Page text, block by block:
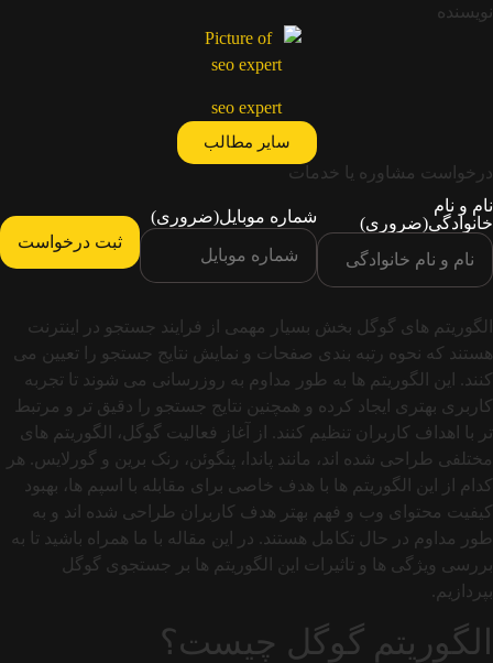
نویسنده
seo expert
سایر مطالب
درخواست مشاوره یا خدمات
نام و نام
خانوادگی(ضروری) شماره موبایل(ضروری)
الگوریتم‌ های گوگل بخش بسیار مهمی از فرایند جستجو در اینترنت
هستند که نحوه رتبه‌ بندی صفحات و نمایش نتایج جستجو را تعیین می‌
کنند. این الگوریتم‌ ها به‌ طور مداوم به‌ روزرسانی می‌ شوند تا تجربه
کاربری بهتری ایجاد کرده و همچنین نتایج جستجو را دقیق‌ تر و مرتبط‌
تر با اهداف کاربران تنظیم کنند. از آغاز فعالیت گوگل، الگوریتم‌ های
مختلفی طراحی شده‌ اند، مانند پاندا، پنگوئن، رنک برین و گورلایس. هر
کدام از این الگوریتم ها با هدف خاصی برای مقابله با اسپم‌ ها، بهبود
کیفیت محتوای وب و فهم بهتر هدف کاربران طراحی شده اند و به‌
طور مداوم در حال تکامل هستند. در این مقاله با ما همراه باشید تا به
بررسی ویژگی‌ ها و تاثیرات این الگوریتم‌ ها بر جستجوی گوگل
بپردازیم.
الگوریتم گوگل چیست؟